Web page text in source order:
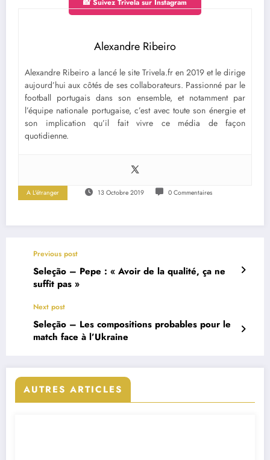
📸 Suivez Trivela sur Instagram
Alexandre Ribeiro
Alexandre Ribeiro a lancé le site Trivela.fr en 2019 et le dirige
aujourd’hui aux côtés de ses collaborateurs. Passionné par le
football portugais dans son ensemble, et notamment par
l’équipe nationale portugaise, c’est avec toute son énergie et
son implication qu’il fait vivre ce média de façon
quotidienne.
A L'étranger 13 Octobre 2019 0 Commentaires
Previous post
Seleção – Pepe : « Avoir de la qualité, ça ne
suffit pas »
Next post
Seleção – Les compositions probables pour le
match face à l’Ukraine
AUTRES ARTICLES